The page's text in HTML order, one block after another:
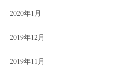
2020年1月
2019年12月
2019年11月